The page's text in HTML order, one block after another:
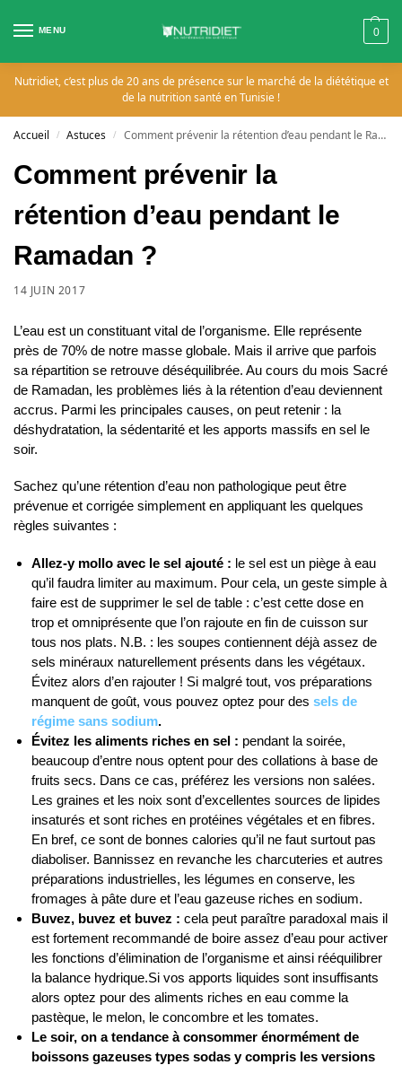
MENU 0
Nutridiet, c’est plus de 20 ans de présence sur le marché de la diététique et
de la nutrition santé en Tunisie !
Accueil / Astuces / Comment prévenir la rétention d’eau pendant le Ramadan ?
Comment prévenir la
rétention d’eau pendant le
Ramadan ?
14 JUIN 2017
L’eau est un constituant vital de l’organisme. Elle représente
près de 70% de notre masse globale. Mais il arrive que parfois
sa répartition se retrouve déséquilibrée. Au cours du mois Sacré
de Ramadan, les problèmes liés à la rétention d’eau deviennent
accrus. Parmi les principales causes, on peut retenir : la
déshydratation, la sédentarité et les apports massifs en sel le
soir.
Sachez qu’une rétention d’eau non pathologique peut être
prévenue et corrigée simplement en appliquant les quelques
règles suivantes :
Allez-y mollo avec le sel ajouté : le sel est un piège à eau
qu’il faudra limiter au maximum. Pour cela, un geste simple à
faire est de supprimer le sel de table : c’est cette dose en
trop et omniprésente que l’on rajoute en fin de cuisson sur
tous nos plats. N.B. : les soupes contiennent déjà assez de
sels minéraux naturellement présents dans les végétaux.
Évitez alors d’en rajouter ! Si malgré tout, vos préparations
manquent de goût, vous pouvez optez pour des sels de
régime sans sodium.
Évitez les aliments riches en sel : pendant la soirée,
beaucoup d’entre nous optent pour des collations à base de
fruits secs. Dans ce cas, préférez les versions non salées.
Les graines et les noix sont d’excellentes sources de lipides
insaturés et sont riches en protéines végétales et en fibres.
En bref, ce sont de bonnes calories qu’il ne faut surtout pas
diaboliser. Bannissez en revanche les charcuteries et autres
préparations industrielles, les légumes en conserve, les
fromages à pâte dure et l’eau gazeuse riches en sodium.
Buvez, buvez et buvez : cela peut paraître paradoxal mais il
est fortement recommandé de boire assez d’eau pour activer
les fonctions d’élimination de l’organisme et ainsi rééquilibrer
la balance hydrique.Si vos apports liquides sont insuffisants
alors optez pour des aliments riches en eau comme la
pastèque, le melon, le concombre et les tomates.
Le soir, on a tendance à consommer énormément de
boissons gazeuses types sodas y compris les versions